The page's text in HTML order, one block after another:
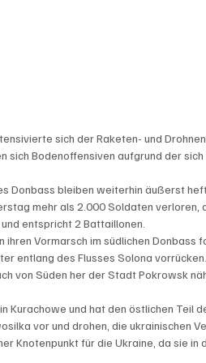
sich der Raketen- und
sich Bodenoffensiven aufgrund der
Donbass bleiben weiterhin äußerst
mehr als 2.000 Soldaten
entspricht 2 Battaillonen.
ihren Vormarsch im südlichen
entlang des Flusses Solona
von Süden her der Stadt Pokrowsk
Kurachowe und hat den östlichen Teil
vor und drohen, die ukrainischen
Knotenpunkt für die Ukraine, da sie in